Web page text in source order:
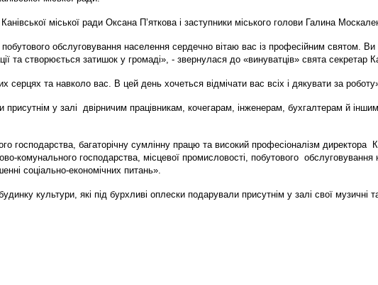
міської ради Оксана П’яткова і заступники міського голови Галина
обслуговування населення сердечно вітаю вас із професійним святом.
та створюється затишок у громаді», - звернулася до «винуватців» свята секретар
та навколо вас. В цей день хочеться відмічати вас всіх і дякувати за
присутнім у залі двірничим працівникам, кочегарам, інженерам, бухгалтерам й
господарства, багаторічну сумлінну працю та високий професіоналізм
комунального господарства, місцевої промисловості, побутового
соціально-економічних питань».
культури, які під бурхливі оплески подарували присутнім у залі свої музичні